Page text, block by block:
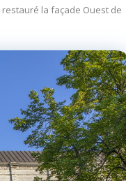
la façade Ouest de